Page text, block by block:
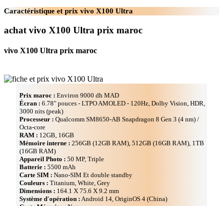
Caractéristique et prix vivo X100 Ultra
achat vivo X100 Ultra prix maroc
vivo X100 Ultra prix maroc
Prix maroc : Environ 9000 dh MAD
Écran : 6.78" pouces - LTPO AMOLED - 120Hz, Dolby Vision, HDR,
3000 nits (peak)
Processeur : Qualcomm SM8650-AB Snapdragon 8 Gen 3 (4 nm) /
Octa-core
RAM : 12GB, 16GB
Mémoire interne : 256GB (12GB RAM), 512GB (16GB RAM), 1TB
(16GB RAM)
Appareil Photo : 50 MP, Triple
Batterie : 5500 mAh
Carte SIM : Nano-SIM Et double standby
Couleurs : Titanium, White, Grey
Dimensions : 164.1 Х 75.6 Х 9.2 mm
Système d'opération : Android 14, OriginOS 4 (China)